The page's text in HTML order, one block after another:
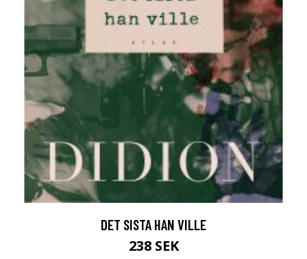
DET SISTA HAN VILLE
238 SEK